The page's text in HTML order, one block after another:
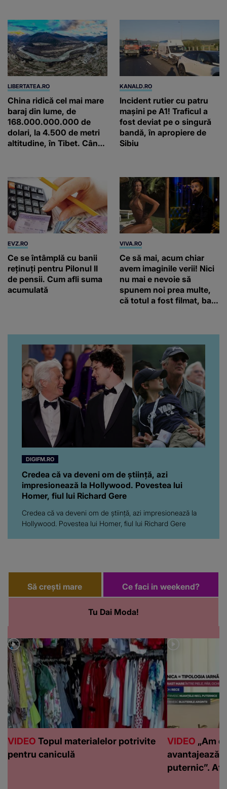
LIBERTATEA.RO
China ridică cel mai mare
baraj din lume, de
168.000.000.000 de
dolari, la 4.500 de metri
altitudine, în Tibet. Când
KANALD.RO
Incident rutier cu patru
mașini pe A1! Traficul a
fost deviat pe o singură
bandă, în apropiere de
Sibiu
EVZ.RO
Ce se întâmplă cu banii
reținuți pentru Pilonul II
de pensii. Cum afli suma
acumulată
VIVA.RO
Ce să mai, acum chiar
avem imaginile verii! Nici
nu mai e nevoie să
spunem noi prea multe,
că totul a fost filmat, ba
da, frumoasa iubită a lui
Florin Ristei e...
DIGIFM.RO
Credea că va deveni om de știință, azi
impresionează la Hollywood. Povestea lui
Homer, fiul lui Richard Gere
Credea că va deveni om de știință, azi impresionează la
Hollywood. Povestea lui Homer, fiul lui Richard Gere
Să crești mare
Tu Dai Moda!
Ce faci in weekend?
VIDEO Topul materialelor potrivite
pentru caniculă
VIDEO „Am
avantajează
puternic”.